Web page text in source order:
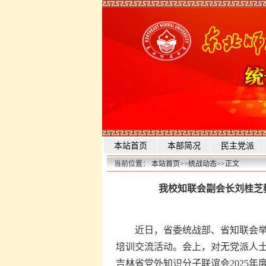
本站首页 本部简况 民主党派
当前位置：本站首页>>统战动态>>正文
我校知联会副会长刘桂芝
近日，省委统战部、省知联会
培训交流活动。会上，对无党派人
吉林省党外知识分子联谊会2025年